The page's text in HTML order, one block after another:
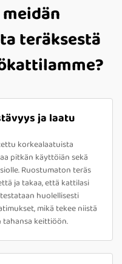
teräksestä
ja laatu
korkealaatuista
pitkän käyttöiän sekä
Ruostumaton teräs
ja takaa, että kattilasi
huolellisesti
mikä tekee niistä
keittiöön.